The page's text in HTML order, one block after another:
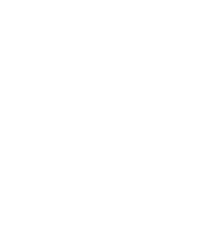
pigmentaires,
Massage facial
Drainage